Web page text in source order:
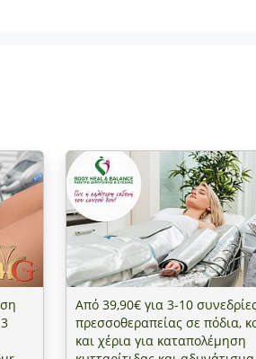
Από 39,90€ για 3-10
πρεσσοθεραπείας σε πόδια,
και χέρια για καταπολέμηση